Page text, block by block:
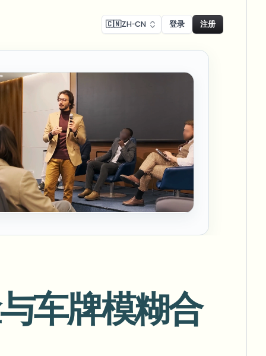
Face swap
换脸 - 图片
Swap faces in images
换脸 - 视频 NEW
Swap faces in video
AI Video Object
Remover
NEW
Remove objects with scene fill
处理
模糊
& demo redaction
规模糊
compliant redaction
模糊
& face privacy
播模糊
🇨🇳ZH-CN 登录 注册
车牌模糊合